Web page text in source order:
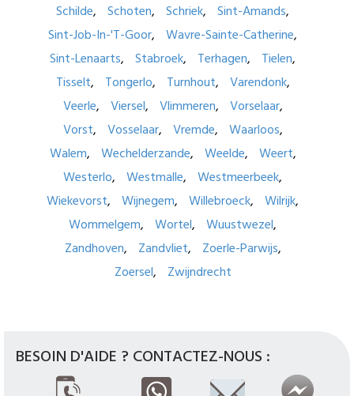
Schilde
Schoten Schriek
Sint-Amands
Sint-Job-In-'T-Goor
Wavre-Sainte-Catherine
Sint-Lenaarts
Stabroek Terhagen
Tielen
Tisselt
Tongerlo Turnhout
Varendonk
Veerle
Viersel Vlimmeren
Vorselaar
Vorst
Vosselaar Vremde
Waarloos
Walem
Wechelderzande Weelde
Weert
Westerlo
Westmalle
Westmeerbeek
Wiekevorst
Wijnegem Willebroeck
Wilrijk
Wommelgem
Wortel
Wuustwezel
Zandhoven
Zandvliet
Zoerle-Parwijs
Zoersel
Zwijndrecht
BESOIN D'AIDE ? CONTACTEZ-NOUS :